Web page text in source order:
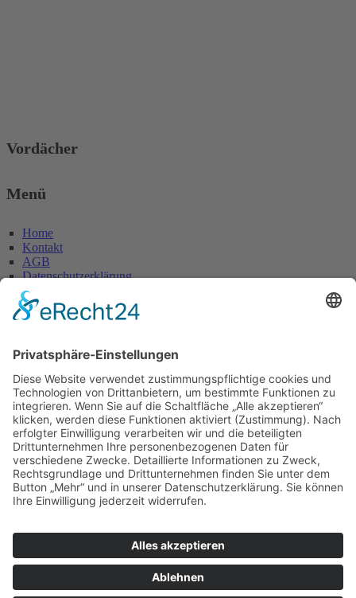
Vordächer
Menü
Home
Kontakt
AGB
Datenschutzerklärung
Impressum
Max-Holder-Straße 13
60437 Frankfurt/M.
Tel.: 069 / 50 28 58
Fax: 069 / 50 21 90
E-Mail: info@glaserei-becker.de
Bürozeiten
Montag bis Donnerstag:
14:00 – 16:00 Uhr
Freitag: 07:00 – 13:00 Uhr